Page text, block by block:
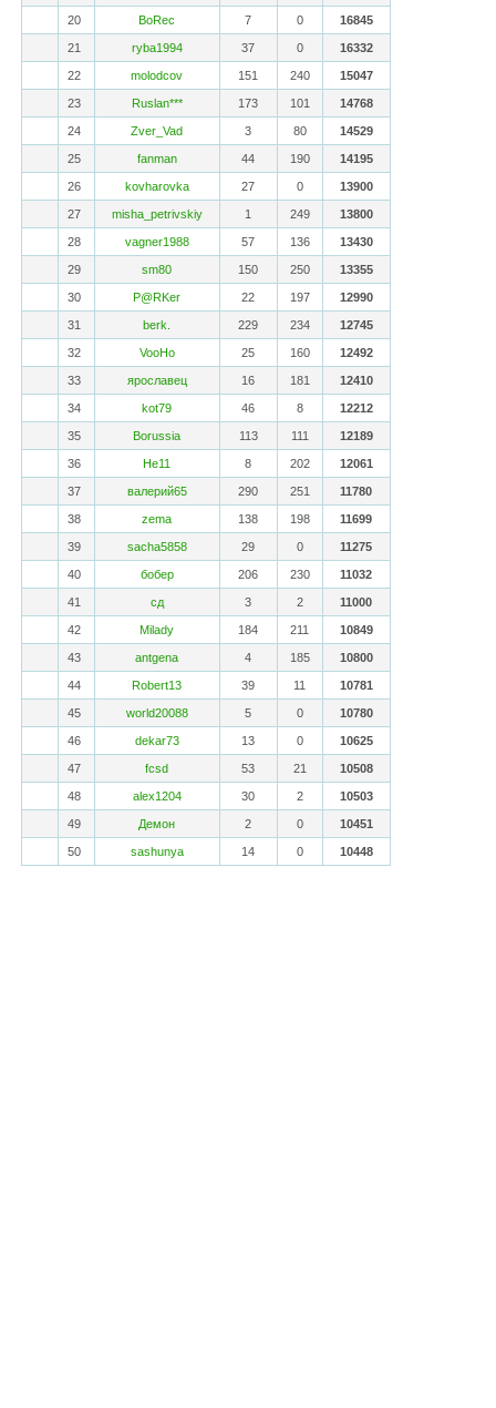
20 BoRec 7 0 16845
21 ryba1994 37 0 16332
22 molodcov 151 240 15047
23 Ruslan*** 173 101 14768
24 Zver_Vad 3 80 14529
25 fanman 44 190 14195
26 kovharovka 27 0 13900
27 misha_petrivskiy 1 249 13800
28 vagner1988 57 136 13430
29 sm80 150 250 13355
30 P@RKer 22 197 12990
31 berk. 229 234 12745
32 VooHo 25 160 12492
33 ярославец 16 181 12410
34 kot79 46 8 12212
35 Borussia 113 111 12189
36 He11 8 202 12061
37 валерий65 290 251 11780
38 zema 138 198 11699
39 sacha5858 29 0 11275
40 бобер 206 230 11032
41 сд 3 2 11000
42 Milady 184 211 10849
43 antgena 4 185 10800
44 Robert13 39 11 10781
45 world20088 5 0 10780
46 dekar73 13 0 10625
47 fcsd 53 21 10508
48 alex1204 30 2 10503
49 Демон 2 0 10451
50 sashunya 14 0 10448